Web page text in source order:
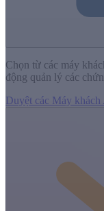
Chọn từ các máy
động quản lý các
Duyệt các Máy